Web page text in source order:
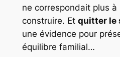
ne correspondait plus à
construire. Et quitter le
une évidence pour
équilibre familial…